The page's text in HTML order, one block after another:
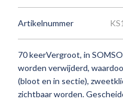
Artikelnummer KS1
70 keerVergroot, in
worden verwijderd,
(bloot en in sectie),
zichtbaar worden.